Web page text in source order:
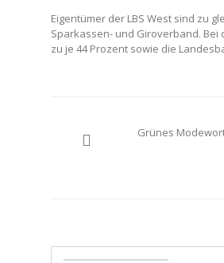
Eigentümer der LBS West sind zu
Sparkassen- und Giroverband. Bei
zu je 44 Prozent sowie die
Grünes